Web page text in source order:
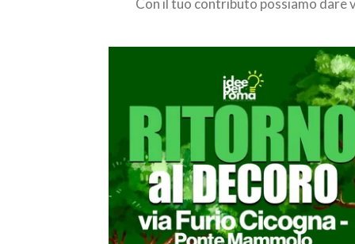
Con iltuo contributo possiamo dare